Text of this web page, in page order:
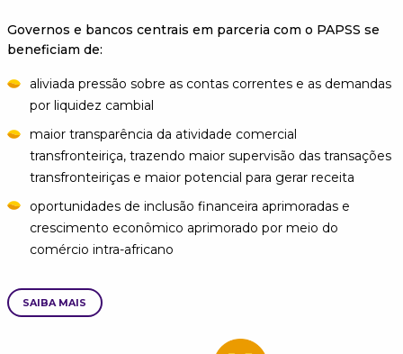
Governos e bancos centrais em parceria com o PAPSS se
beneficiam de:
aliviada pressão sobre as contas correntes e as demandas
por liquidez cambial
maior transparência da atividade comercial
transfronteiriça, trazendo maior supervisão das transações
transfronteiriças e maior potencial para gerar receita
oportunidades de inclusão financeira aprimoradas e
crescimento econômico aprimorado por meio do
comércio intra-africano
SAIBA MAIS